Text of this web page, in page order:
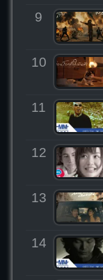
9
10
11
12
13
14